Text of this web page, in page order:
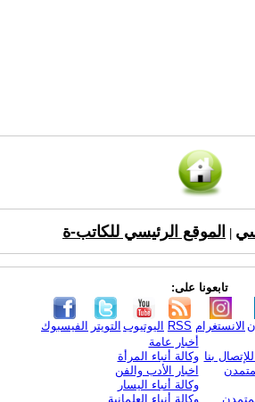
الموقع الرئيسي للكاتب-ة
تابعونا على:
الفيسبوك التويتر اليوتيوب RSS الانستغرام
بنا
أخبار عامة
وكالة أنباء المرأة
اخبار الأدب والفن
وكالة أنباء اليسار
وكالة أنباء العلمانية